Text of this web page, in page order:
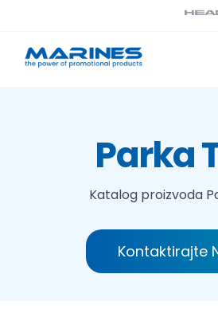
content
Tehnologije tiskaParka
Katalog proizvoda
Kontaktirajte